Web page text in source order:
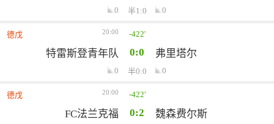
0 半1:0 0
德戊 20:00 -422'
特雷斯登青年队 0:0 弗里塔尔
0 半0:0 0
德戊 20:00 -422'
FC法兰克福 0:2 魏森费尔斯